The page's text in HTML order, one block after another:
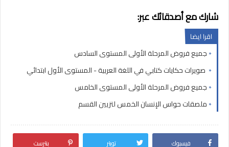
شارك مع أصدقائك عبر:
اقرا ايضا
جميع فروض المرحلة الأولى المستوى السادس
صويرات حكايات كتابي في اللغة العربية - المستوى الأول ابتدائي
جميع فروض المرحلة الأولى المستوى الخامس
ملصقات حواس الإنسان الخمس لتزيين القسم
فيسبوك تويتر
بنترست